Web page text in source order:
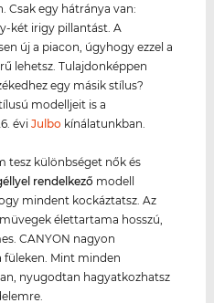
Csak egy hátránya van:
két irigy pillantást. A
új a piacon, úgyhogy ezzel a
lehetsz. Tulajdonképpen
egy másik stílus?
modelljeit is a
éviJulbo kínálatunkban.
tesz különbséget nők és
rendelkező modell
mindent kockáztatsz. Az
élettartama hosszú,
CANYON nagyon
füleken. Mint minden
nyugodtan hagyatkozhatsz